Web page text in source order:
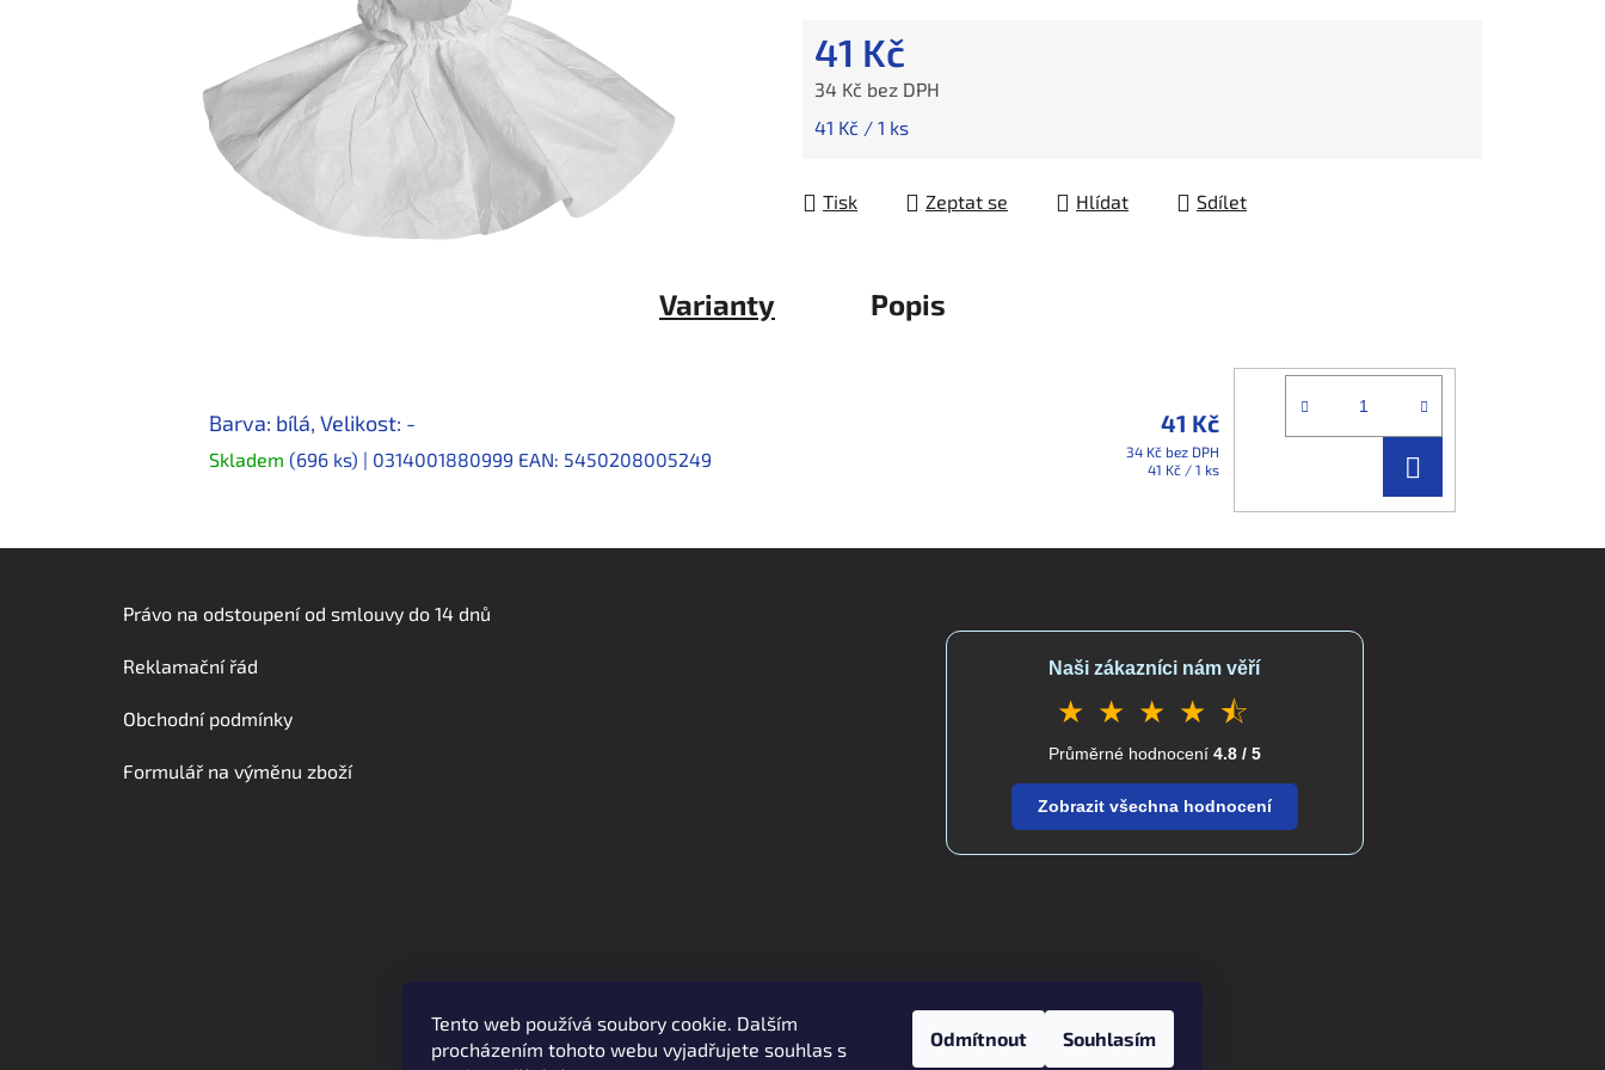
Tento web používá soubory cookie. Dalším
procházením tohoto webu vyjadřujete souhlas s
Odmítnout Souhlasím
41 Kč
34 Kč bez DPH
Měrná cena:
41 Kč / 1 ks
Tisk Zeptat se Hlídat Sdílet
Varianty Popis
Barva: bílá, Velikost: -
Skladem (696 ks) | 0314001880999 EAN: 5450208005249
41 Kč
34 Kč bez DPH
Měrná
41 Kč / 1 ks
KOŠÍKU
Právo na odstoupení od smlouvy do 14 dnů
Reklamační řád
Obchodní podmínky
Formulář na výměnu zboží
Naši zákazníci nám věří
★ ★ ★ ★ ⯪
Průměrné hodnocení 4.8 / 5
Zobrazit všechna hodnocení
Zboží.cz Heureka.cz verdatex.cz